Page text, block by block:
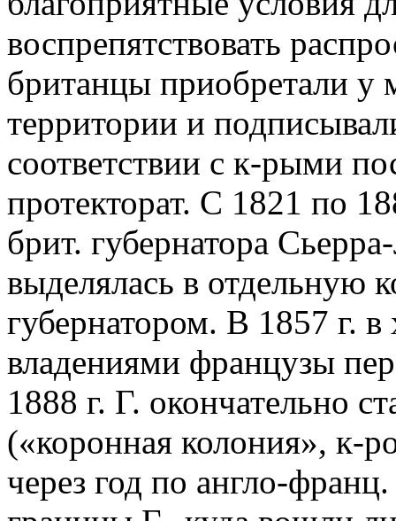
воспрепятствовать
британцы приобретали
территории и
соответствии с к-рыми
протекторат. С 1821 по
брит. губернатора
выделялась в отдельную
губернатором. В 1857 г.
владениями французы
1888 г. Г. окончательно
(«коронная колония», к-
через год по англо-